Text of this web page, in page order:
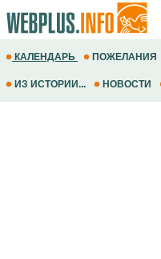
КАЛЕНДАРЬ ПОЖЕЛАНИЯ
ИЗ ИСТОРИИ... НОВОСТИ